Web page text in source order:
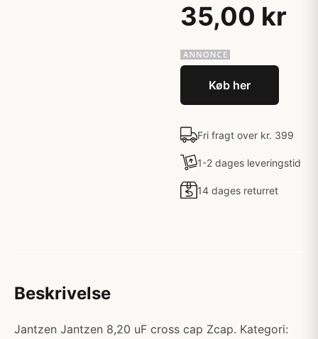
35,00 kr
Køb her
Fri fragt over kr. 399
1-2 dages leveringstid
14 dages returret
Beskrivelse
Jantzen Jantzen 8,20 uF cross cap Zcap. Kategori: